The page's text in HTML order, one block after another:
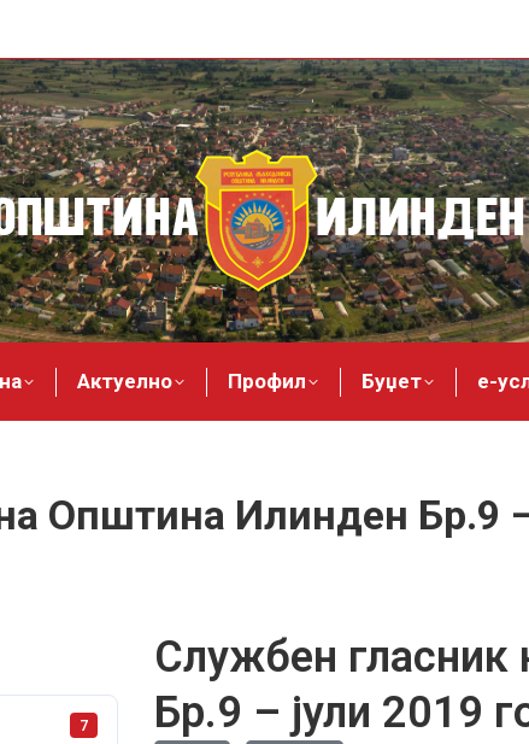
Актуелно Профил Буџет е-
Општина Илинден Бр.9
7
Службен
Бр.9 – јули 2019